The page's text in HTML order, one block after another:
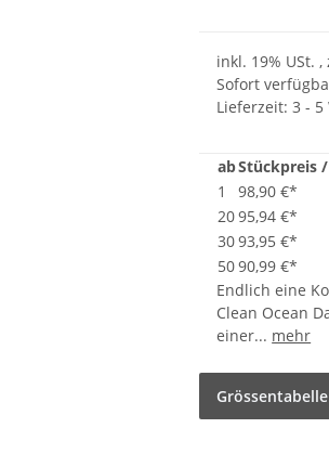
inkl. 19% USt.
Sofort
Lieferzeit:3 -
abStückpreis
1
98,90 €*
2095,94 €*
3093,95 €*
5090,99 €*
Endlich eine
Clean Ocean
einer... mehr
Grössentabelle